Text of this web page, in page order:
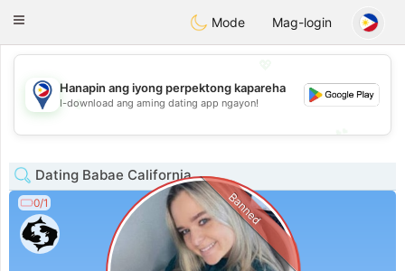
PhilippinesChat
Toggle
Mode Mag-login
💖
Hanapin ang iyong perpektong kapareha
I-download ang aming dating app ngayon!
Dating Babae California
0/1 Banned